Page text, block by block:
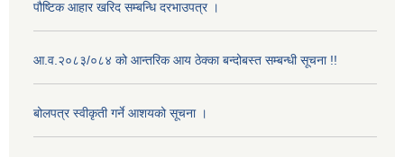
पौष्टिक आहार खरिद सम्बन्धि दरभाउपत्र ।
आ.व.२०८३/०८४ को आन्तरिक आय ठेक्का बन्दोबस्त सम्बन्धी सूचना !!
बोलपत्र स्वीकृती गर्ने आशयको सूचना ।